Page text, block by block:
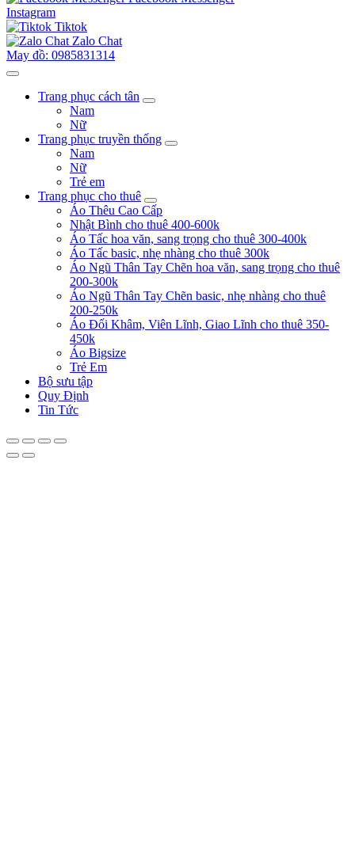
Instagram
Tiktok
Zalo Chat
May đồ: 0985831314
Trang phục cách tân
Nam
Nữ
Trang phục truyền thống
Nam
Nữ
Trẻ em
Trang phục cho thuê
Áo Thêu Cao Cấp
Nhật Bình cho thuê 400-600k
Áo Tấc hoa văn, sang trọng cho thuê 300-400k
Áo Tấc basic, nhẹ nhàng cho thuê 300k
Áo Ngũ Thân Tay Chẽn hoa văn, sang trọng cho thuê
200-300k
Áo Ngũ Thân Tay Chẽn basic, nhẹ nhàng cho thuê
200-250k
Áo Đối Khâm, Viên Lĩnh, Giao Lĩnh cho thuê 350-
450k
Áo Bigsize
Trẻ Em
Bộ sưu tập
Quy Định
Tin Tức